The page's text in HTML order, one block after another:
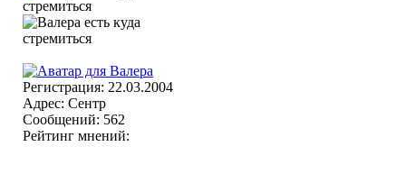
Регистрация: 22.03.2004
Адрес: Сентр
Сообщений: 562
Рейтинг мнений: